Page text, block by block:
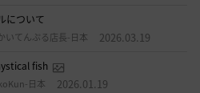
について
いてんぷる店長-日本 2026.03.19
fish
日本 2026.01.19